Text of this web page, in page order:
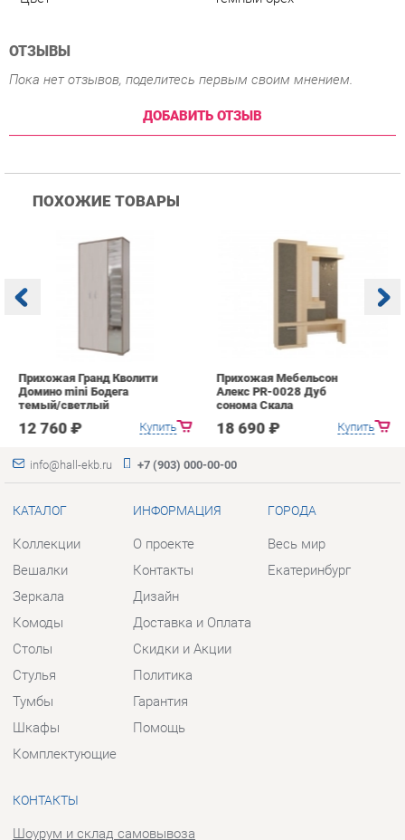
Прихожая Гранд Кволити
Домино mini Бодега
Купить
Алекс PR-0028 Дуб
Коллекции
Комоды
Стулья
Тумбы
Шкафы
Комплектующие
О проекте
Контакты
Доставка и Оплата
Политика
Гарантия
Помощь
Весь мир
Шоурум и склад самовывоза
Адрес: г. Екатеринбург, пер.
Базовый, 47
Телефон: +7 (903) 000-00-00
Пн - Пт:10:00 - 18:00 (GMT+5)